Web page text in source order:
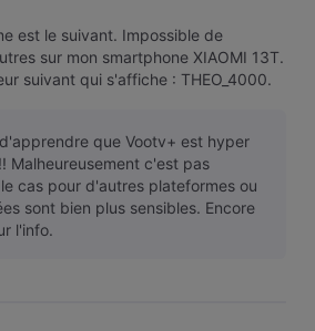
est le suivant. Impossible de
sur mon smartphone XIAOMI 13T.
suivant qui s'affiche : THEO_4000.
que Vootv+ est hyper
Malheureusement c'est pas
cas pour d'autres plateformes ou
sont bien plus sensibles. Encore
l'info.